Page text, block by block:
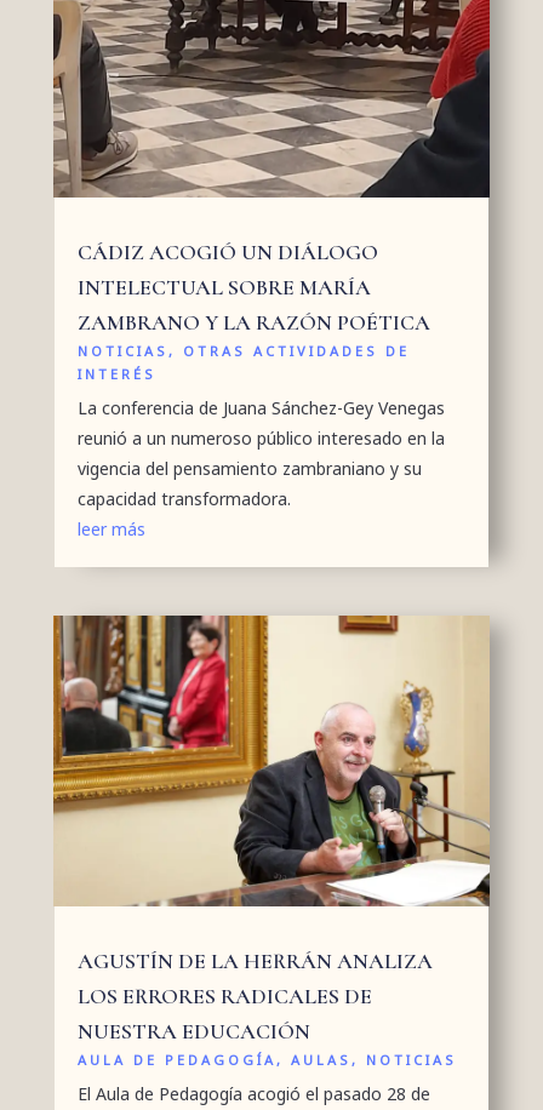
CÁDIZ ACOGIÓ UN DIÁLOGO
INTELECTUAL SOBRE MARÍA
ZAMBRANO Y LA RAZÓN POÉTICA
NOTICIAS, OTRAS ACTIVIDADES DE
INTERÉS
La conferencia de Juana Sánchez-Gey Venegas
reunió a un numeroso público interesado en la
vigencia del pensamiento zambraniano y su
capacidad transformadora.
leer más
AGUSTÍN DE LA HERRÁN ANALIZA
LOS ERRORES RADICALES DE
NUESTRA EDUCACIÓN
AULA DE PEDAGOGÍA, AULAS, NOTICIAS
El Aula de Pedagogía acogió el pasado 28 de